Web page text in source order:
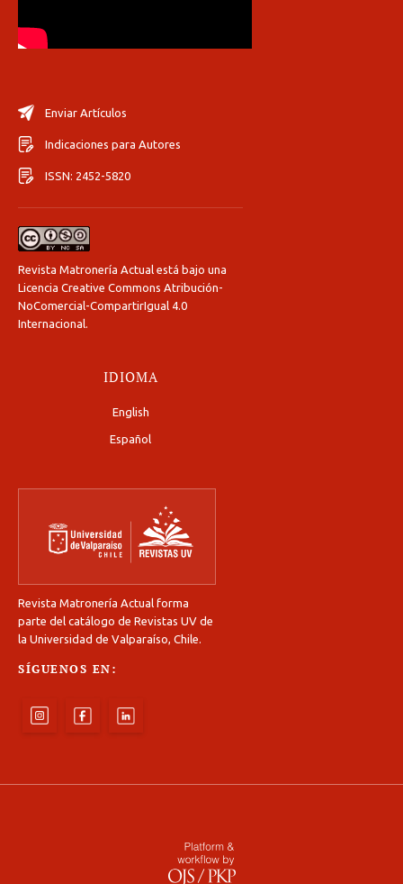
Enviar Artículos
Indicaciones para Autores
ISSN: 2452-5820
Revista Matronería Actual está bajo una
Licencia Creative Commons Atribución-
NoComercial-CompartirIgual 4.0
Internacional.
IDIOMA
English
Español
Revista Matronería Actual forma
parte del catálogo de Revistas UV de
la Universidad de Valparaíso, Chile.
SÍGUENOS EN: